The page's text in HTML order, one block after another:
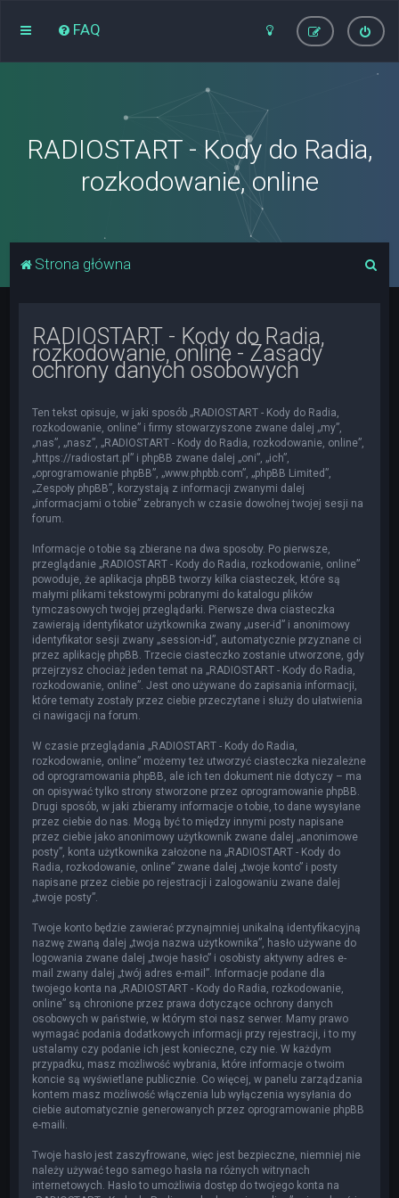
FAQ
RADIOSTART - Kody do Radia,
rozkodowanie, online
Strona główna
RADIOSTART - Kody do Radia,
rozkodowanie, online - Zasady
ochrony danych osobowych
Ten tekst opisuje, w jaki sposób „RADIOSTART - Kody do Radia,
rozkodowanie, online” i firmy stowarzyszone zwane dalej „my”,
„nas”, „nasz”, „RADIOSTART - Kody do Radia, rozkodowanie, online”,
„https://radiostart.pl” i phpBB zwane dalej „oni”, „ich”,
„oprogramowanie phpBB”, „www.phpbb.com”, „phpBB Limited”,
„Zespoły phpBB”, korzystają z informacji zwanymi dalej
„informacjami o tobie” zebranych w czasie dowolnej twojej sesji na
forum.
Informacje o tobie są zbierane na dwa sposoby. Po pierwsze,
przeglądanie „RADIOSTART - Kody do Radia, rozkodowanie, online”
powoduje, że aplikacja phpBB tworzy kilka ciasteczek, które są
małymi plikami tekstowymi pobranymi do katalogu plików
tymczasowych twojej przeglądarki. Pierwsze dwa ciasteczka
zawierają identyfikator użytkownika zwany „user-id” i anonimowy
identyfikator sesji zwany „session-id”, automatycznie przyznane ci
przez aplikację phpBB. Trzecie ciasteczko zostanie utworzone, gdy
przejrzysz chociaż jeden temat na „RADIOSTART - Kody do Radia,
rozkodowanie, online”. Jest ono używane do zapisania informacji,
które tematy zostały przez ciebie przeczytane i służy do ułatwienia
ci nawigacji na forum.
W czasie przeglądania „RADIOSTART - Kody do Radia,
rozkodowanie, online” możemy też utworzyć ciasteczka niezależne
od oprogramowania phpBB, ale ich ten dokument nie dotyczy – ma
on opisywać tylko strony stworzone przez oprogramowanie phpBB.
Drugi sposób, w jaki zbieramy informacje o tobie, to dane wysyłane
przez ciebie do nas. Mogą być to między innymi posty napisane
przez ciebie jako anonimowy użytkownik zwane dalej „anonimowe
posty”, konta użytkownika założone na „RADIOSTART - Kody do
Radia, rozkodowanie, online” zwane dalej „twoje konto” i posty
napisane przez ciebie po rejestracji i zalogowaniu zwane dalej
„twoje posty”.
Twoje konto będzie zawierać przynajmniej unikalną identyfikacyjną
nazwę zwaną dalej „twoja nazwa użytkownika”, hasło używane do
logowania zwane dalej „twoje hasło” i osobisty aktywny adres e-
mail zwany dalej „twój adres e-mail”. Informacje podane dla
twojego konta na „RADIOSTART - Kody do Radia, rozkodowanie,
online” są chronione przez prawa dotyczące ochrony danych
osobowych w państwie, w którym stoi nasz serwer. Mamy prawo
wymagać podania dodatkowych informacji przy rejestracji, i to my
ustalamy czy podanie ich jest konieczne, czy nie. W każdym
przypadku, masz możliwość wybrania, które informacje o twoim
koncie są wyświetlane publicznie. Co więcej, w panelu zarządzania
kontem masz możliwość włączenia lub wyłączenia wysyłania do
ciebie automatycznie generowanych przez oprogramowanie phpBB
e-maili.
Twoje hasło jest zaszyfrowane, więc jest bezpieczne, niemniej nie
należy używać tego samego hasła na różnych witrynach
internetowych. Hasło to umożliwia dostęp do twojego konta na